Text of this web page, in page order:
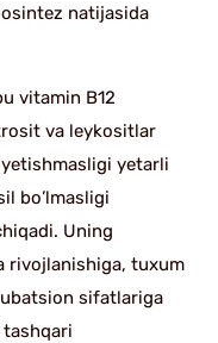
natijasida
vitamin B12
va leykositlar
yetarli
bo’lmasligi
Uning
rivojlanishiga, tuxum
sifatlariga
tashqari